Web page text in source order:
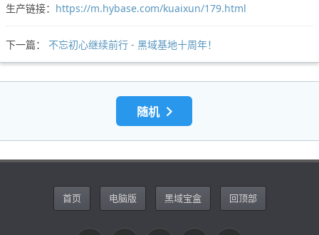
生产链接： https://m.hybase.com/kuaixun/179.html
下一篇： 不忘初心继续前行 - 黑域基地十周年！
随机
首页 电脑版 黑域宝盒 回顶部